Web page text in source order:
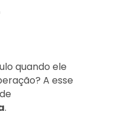
quando ele
A esse
.